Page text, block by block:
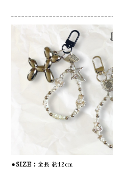
⚫︎SIZE：全長 約12cm